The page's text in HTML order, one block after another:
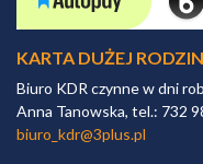
KARTA DUŻEJ
Biuro KDR czynne w dni
Anna Tanowska, tel.: 732
biuro_kdr@3plus.pl